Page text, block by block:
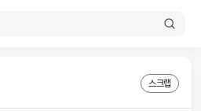
스크랩